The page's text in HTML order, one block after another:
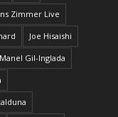
Zimmer Live
Joe Hisaishi
Manel Gil-Inglada